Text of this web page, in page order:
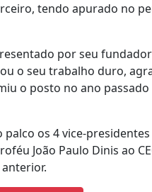
tendo apurado no
por seu
o seu trabalho duro,
o posto no ano passado
os 4 vice-
João Paulo Dinis ao